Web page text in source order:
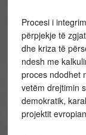
Procesi i
përpjekje të
dhe kriza të
ndesh me
proces ndodhet
vetëm drejtimin
demokratik,
projektit